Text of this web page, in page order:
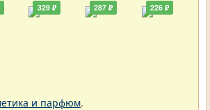
329 ₽ 287 ₽ 226 ₽
и парфюм.